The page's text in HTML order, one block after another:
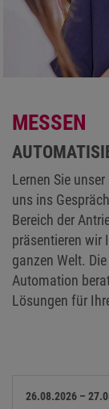
MESSEN
Lernen Sie
uns ins
Bereich der
präsentieren wir
ganzen Welt.
Automation
Lösungen für
26.08.2026 –